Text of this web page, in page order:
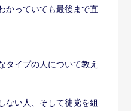
かっていても最後まで直
タイプの人について教え
ない人、そして徒党を組